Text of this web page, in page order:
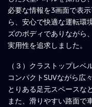
必要な情報を3画面で表
ら、安心で快適な運転環
ズのボディでありながら
実用性を追求しました。
（３）クラストップレ
コンパクトSUVながら広
とりある足元スペースな
また、滑りやすい路面で